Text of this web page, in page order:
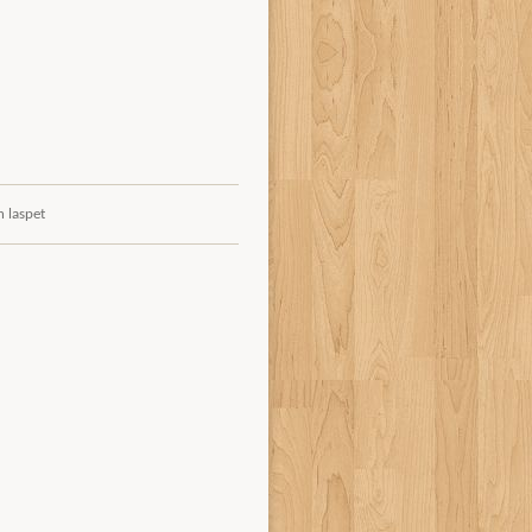
laspet